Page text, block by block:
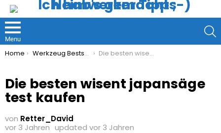
Menu
You are here:
Home Werkzeug Bestseller Die besten wisent japansäge test kaufen
Die besten wisent japansäge
test kaufen
von Retter_David
vor 3 Jahren updated vor 3 Jahren